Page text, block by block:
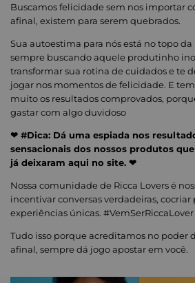
Buscamos felicidade sem nos importar
afinal, existem para serem quebrados.
Sua autoestima para nós está no topo da
sempre buscando aquele produtinho
transformar sua rotina de cuidados e te
jogar nos momentos de felicidade. E
muito os resultados comprovados,
gastar com algo duvidoso
❤ #Dica: Dá uma espiada nos
sensacionais dos nossos produtos
já deixaram aqui no site. ❤
Nossa comunidade de Ricca Lovers é
incentivar conversas verdadeiras, cocriar
experiências únicas. #VemSerRiccaLover
Tudo isso porque acreditamos no poder
afinal, sempre dá jogo apostar em você.